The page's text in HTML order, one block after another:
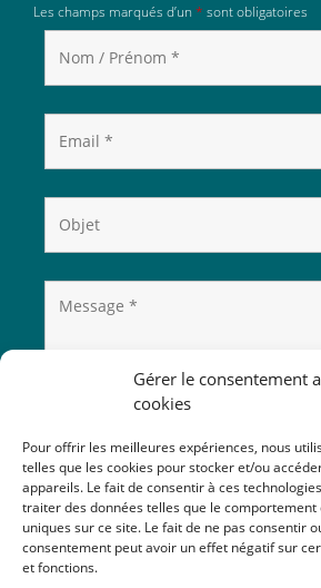
Gérer le consentement
cookies
Pour offrir les meilleures expériences, nous
telles que les cookies pour stocker et/ou
appareils. Le fait de consentir à ces
traiter des données telles que le comportement
uniques sur ce site. Le fait de ne pas consentir
consentement peut avoir un effet négatif sur
et fonctions.
Les champs marqués d’un * sont obligatoires